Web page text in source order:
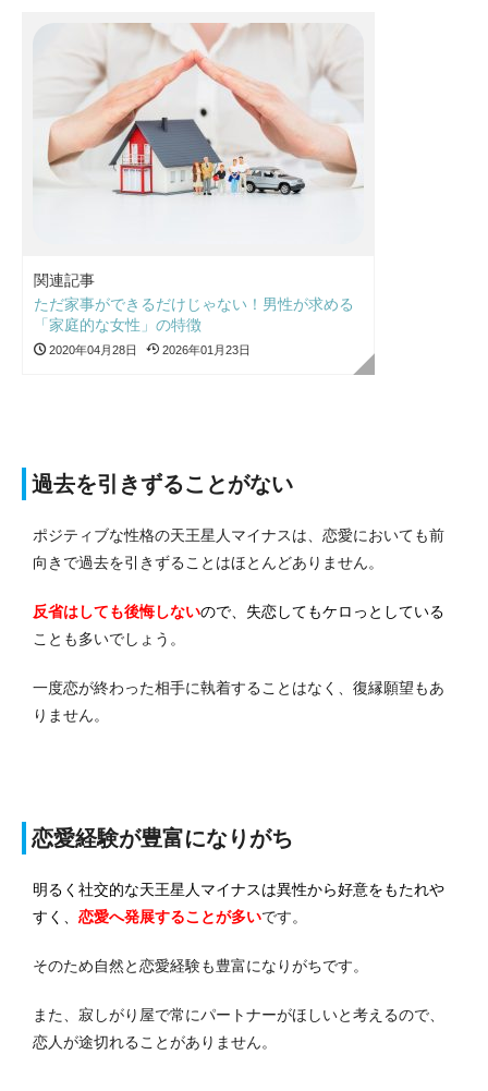
関連記事
ただ家事ができるだけじゃない！男性が求める
「家庭的な女性」の特徴
2020年04月28日 2026年01月23日
過去を引きずることがない
ポジティブな性格の天王星人マイナスは、恋愛においても前
向きで過去を引きずることはほとんどありません。
反省はしても後悔しないので、失恋してもケロっとしている
ことも多いでしょう。
一度恋が終わった相手に執着することはなく、復縁願望もあ
りません。
恋愛経験が豊富になりがち
明るく社交的な天王星人マイナスは異性から好意をもたれや
すく、 恋愛へ発展することが多いです。
そのため自然と恋愛経験も豊富になりがちです。
また、寂しがり屋で常にパートナーがほしいと考えるので、
恋人が途切れることがありません。